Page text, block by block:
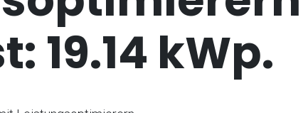
19.14 kWp.